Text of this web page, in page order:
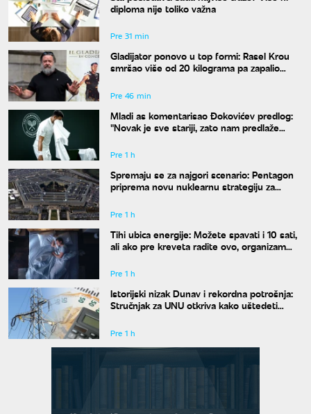
diploma nije toliko važna
Pre 31 min
Gladijator ponovo u top formi: Rasel Krou
smršao više od 20 kilograma pa zapalio
Pre 46 min
Mladi as komentarisao Đokovićev predlog:
"Novak je sve stariji, zato nam predlaže
Pre 1 h
Spremaju se za najgori scenario: Pentagon
priprema novu nuklearnu strategiju za
Pre 1 h
Tihi ubica energije: Možete spavati i 10 sati,
ali ako pre kreveta radite ovo, organizam
Pre 1 h
Istorijski nizak Dunav i rekordna potrošnja:
Stručnjak za UNU otkriva kako uštedeti
Pre 1 h